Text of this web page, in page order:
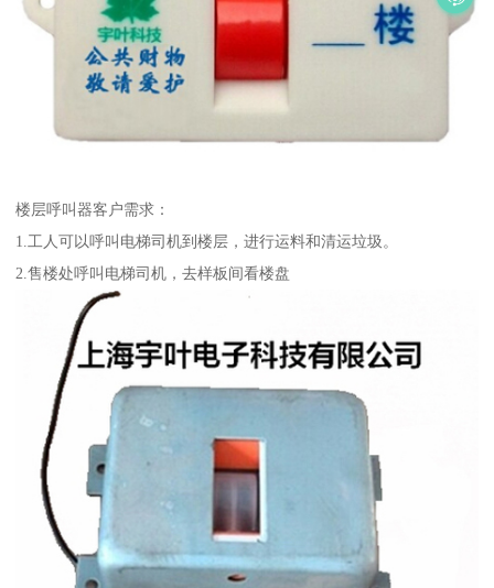
楼层呼叫器客户需求：
1.工人可以呼叫电梯司机到楼层，进行运料和清运垃圾。
2.售楼处呼叫电梯司机，去样板间看楼盘